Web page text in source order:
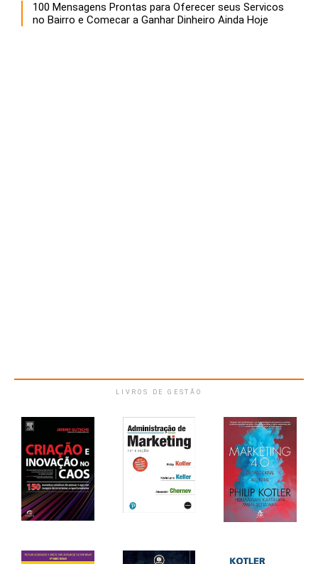
100 Mensagens Prontas para Oferecer seus Servicos
no Bairro e Comecar a Ganhar Dinheiro Ainda Hoje
LIVROS DE GESTÃO